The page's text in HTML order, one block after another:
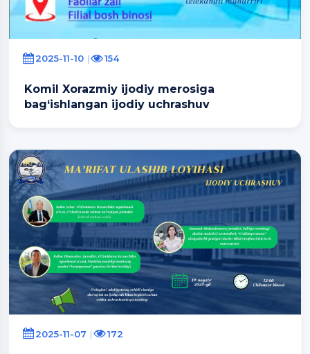
2025-11-10 154
Komil Xorazmiy ijodiy merosiga
bag‘ishlangan ijodiy uchrashuv
2025-11-07 172